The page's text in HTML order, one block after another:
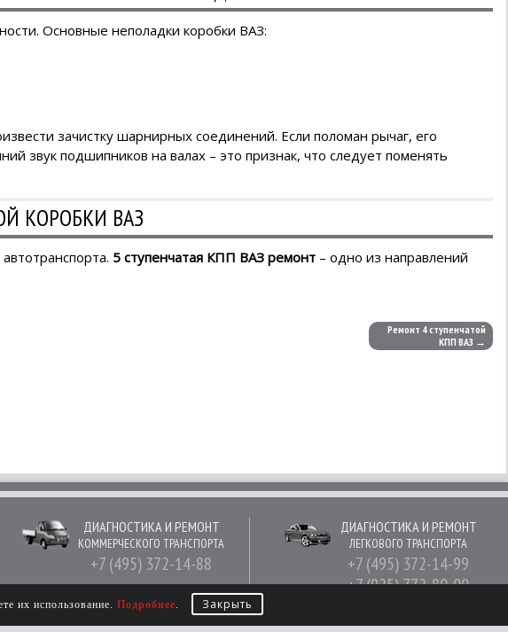
Основные неполадки коробки ВАЗ:
зачистку шарнирных соединений. Если поломан рычаг, его
звук подшипников на валах – это признак, что следует поменять
КОРОБКИ ВАЗ
5 ступенчатая КПП ВАЗ ремонт – одно из направлений
Ремонт 4 ступенчатой
КПП ВАЗ →
ДИАГНОСТИКА И РЕМОНТ
КОММЕРЧЕСКОГО ТРАНСПОРТА
+7 (495) 372-14-88
ДИАГНОСТИКА И РЕМОНТ
ЛЕГКОВОГО ТРАНСПОРТА
+7 (495) 372-14-99
+7 (925) 772-80-00
их использование. Подробнее. Закрыть